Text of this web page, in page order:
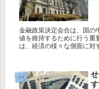
金融政策決定会合は、国の
値を維持するために行う重
は、経済の様々な側面に対
FX